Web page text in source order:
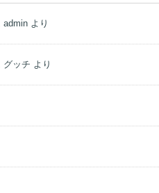
admin より
グッチ より